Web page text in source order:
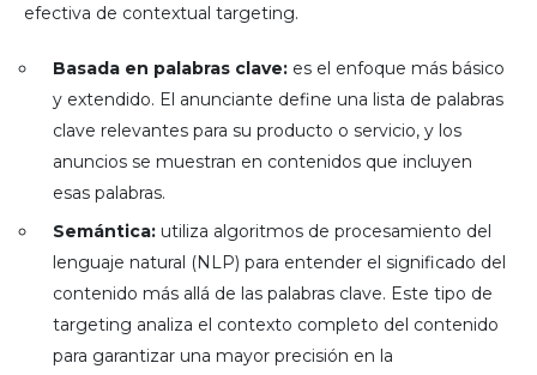
efectiva de contextual targeting.
Basada en palabras clave: es el enfoque más básico
y extendido. El anunciante define una lista de palabras
clave relevantes para su producto o servicio, y los
anuncios se muestran en contenidos que incluyen
esas palabras.
Semántica: utiliza algoritmos de procesamiento del
lenguaje natural (NLP) para entender el significado del
contenido más allá de las palabras clave. Este tipo de
targeting analiza el contexto completo del contenido
para garantizar una mayor precisión en la